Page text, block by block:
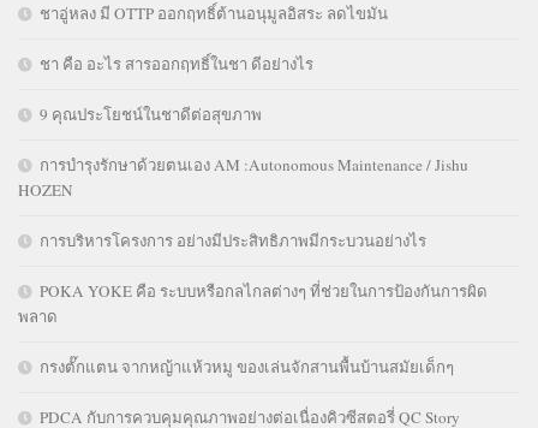
ชาอู่หลง มี OTTP ออกฤทธิ์ต้านอนุมูลอิสระ ลดไขมัน
ชา คือ อะไร สารออกฤทธิ์ในชา ดีอย่างไร
9 คุณประโยชน์ในชาดีต่อสุขภาพ
การบำรุงรักษาด้วยตนเอง AM :Autonomous Maintenance / Jishu
HOZEN
การบริหารโครงการ อย่างมีประสิทธิภาพมีกระบวนอย่างไร
POKA YOKE คือ ระบบหรือกลไกลต่างๆ ที่ช่วยในการป้องกันการผิด
พลาด
กรงตั๊กแตน จากหญ้าแห้วหมู ของเล่นจักสานพื้นบ้านสมัยเด็กๆ
PDCA กับการควบคุมคุณภาพอย่างต่อเนื่องคิวซีสตอรี่ QC Story